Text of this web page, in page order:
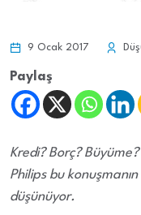
9 Ocak 2017
Paylaş
Kredi? Borç?
Philips bu konuşmanın
düşünüyor.